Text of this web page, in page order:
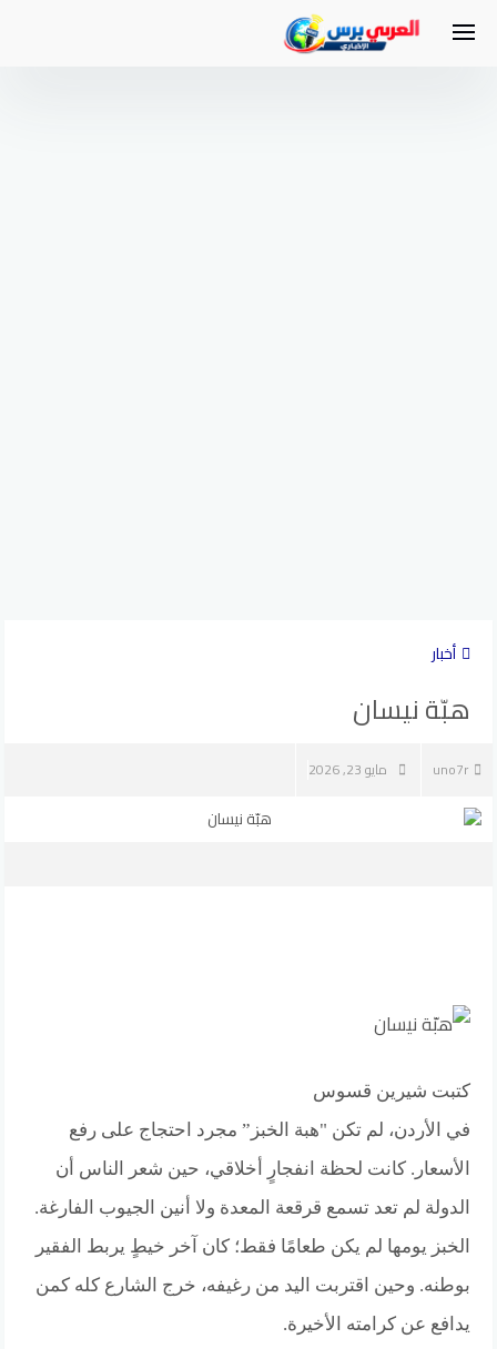
أخبار
هبّة نيسان
uno7r مايو 23, 2026
كتبت شيرين قسوس
في الأردن، لم تكن "هبة الخبز” مجرد احتجاج على رفع
الأسعار. كانت لحظة انفجارٍ أخلاقي، حين شعر الناس أن
الدولة لم تعد تسمع قرقعة المعدة ولا أنين الجيوب الفارغة.
الخبز يومها لم يكن طعامًا فقط؛ كان آخر خيطٍ يربط الفقير
بوطنه. وحين اقتربت اليد من رغيفه، خرج الشارع كله كمن
يدافع عن كرامته الأخيرة.